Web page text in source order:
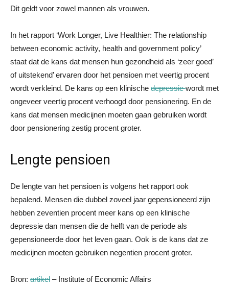
Dit geldt voor zowel mannen als vrouwen.
In het rapport ‘Work Longer, Live Healthier: The relationship
between economic activity, health and government policy’
staat dat de kans dat mensen hun gezondheid als ‘zeer goed’
of uitstekend’ ervaren door het pensioen met veertig procent
wordt verkleind. De kans op een klinische depressiewordt met
ongeveer veertig procent verhoogd door pensionering. En de
kans dat mensen medicijnen moeten gaan gebruiken wordt
door pensionering zestig procent groter.
Lengte pensioen
De lengte van het pensioen is volgens het rapport ook
bepalend. Mensen die dubbel zoveel jaar gepensioneerd zijn
hebben zeventien procent meer kans op een klinische
depressie dan mensen die de helft van de periode als
gepensioneerde door het leven gaan. Ook is de kans dat ze
medicijnen moeten gebruiken negentien procent groter.
Bron: artikel – Institute of Economic Affairs